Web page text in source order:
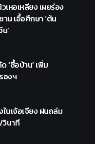
หอเหลียง เผยร่อง
น เอื้อศึกษา ‘ต้น
’
‘ซื้อบ้าน’ เพิ่ม
องฯ
นเจ้อเจียง ฝนถล่ม
นาที